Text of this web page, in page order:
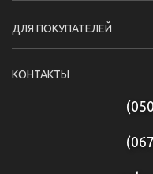
ДЛЯ ПОКУПАТЕЛЕЙ
КОНТАКТЫ